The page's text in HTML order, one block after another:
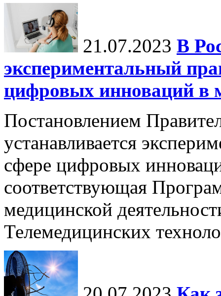
21.07.2023 В
экспериментальный
цифровых инноваций в
Постановлением
устанавливается
сфере цифровых
соответствующая
медицинской
Телемедицинских